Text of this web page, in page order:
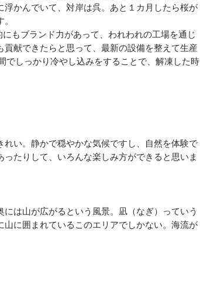
かんでいて、対岸は呉。あと１カ月したら桜が
もブランド力があって、われわれの工場を通じ
献できたらと思って、最新の設備を整えて生産
でしっかり冷やし込みをすることで、解凍した時
い。静かで穏やかな気候ですし、自然を体験で
たりして、いろんな楽しみ方ができると思いま
は山が広がるという風景。凪（なぎ）っていう
に囲まれているこのエリアでしかない。海流が